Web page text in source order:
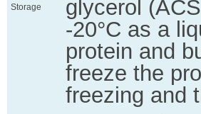
Storage
glycerol
-20°C as a
protein and
freeze the
freezing and